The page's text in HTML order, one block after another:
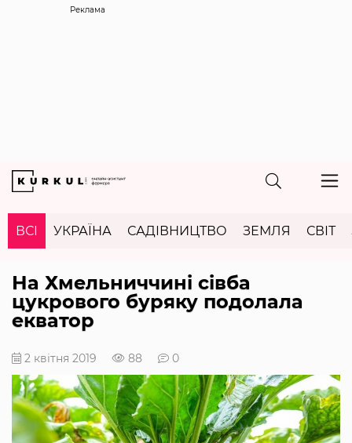
Реклама
ВСІ УКРАЇНА САДІВНИЦТВО ЗЕМЛЯ СВІТ
На Хмельниччині сівба
цукрового буряку подолала
екватор
2 квітня 2019 88 0